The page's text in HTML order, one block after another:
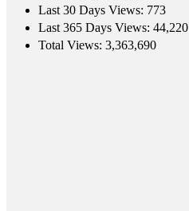
Last 30 Days Views: 773
Last 365 Days Views: 44,220
Total Views: 3,363,690